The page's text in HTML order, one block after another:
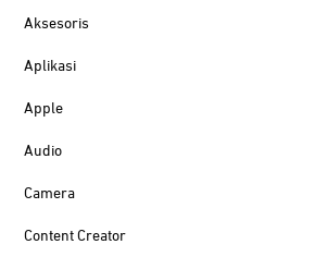
Aksesoris
Aplikasi
Apple
Audio
Camera
Content Creator